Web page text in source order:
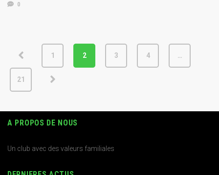
0
1 2 3 4 …
21
A PROPOS DE NOUS
Un club avec des valeurs familiales